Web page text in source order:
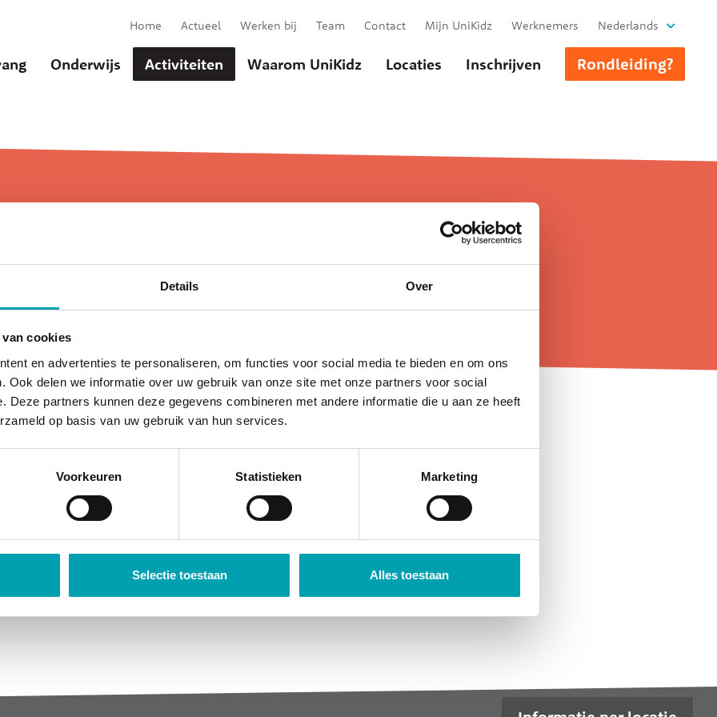
Details Over
cookies
en advertenties te personaliseren, om functies voor social media te bieden en om ons
Ook delen we informatie over uw gebruik van onze site met onze partners voor social
Deze partners kunnen deze gegevens combineren met andere informatie die u aan ze heeft
op basis van uw gebruik van hun services.
Voorkeuren Statistieken Marketing
Selectie toestaan Alles toestaan
Onderwijs Activiteiten Waarom UniKidz Locaties Inschrijven Rondleiding?
Home Actueel Werken bij Team Contact Mijn UniKidz Werknemers Nederlands